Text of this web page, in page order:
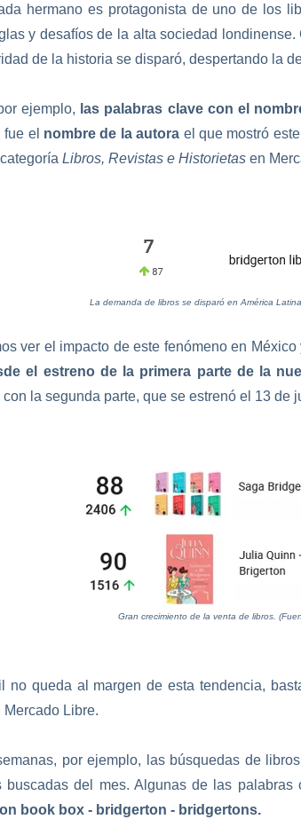
hermano es protagonista de uno de los
y desafíos de la alta sociedad
de la historia se disparó, despertando la
ejemplo, las palabras clave con el
fue el nombre de la autora el que mostró
Libros, Revistas e Historietas en
La demanda de libros se disparó en América
ver el impacto de este fenómeno en
el estreno de la primera parte de la
la segunda parte, que se estrenó el 13 de
Gran crecimiento de la venta de libros.
no queda al margen de esta tendencia,
Libre.
por ejemplo, las búsquedas de
buscadas del mes. Algunas de las palabras
book box - bridgerton - bridgertons.